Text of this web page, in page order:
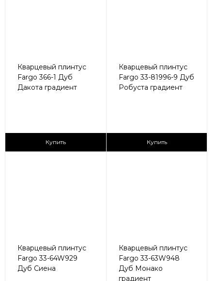
Кварцевый плинтус
Fargo 366-1 Дуб
Дакота градиент
Купить
Кварцевый плинтус
Fargo 33-81996-9 Дуб
Робуста градиент
Купить
Кварцевый плинтус
Fargo 33-64W929
Дуб Сиена
Кварцевый плинтус
Fargo 33-63W948
Дуб Монако
градиент